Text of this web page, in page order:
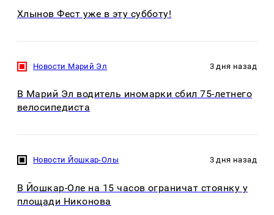
Хлынов Фест уже в эту субботу!
Новости Марий Эл 3 дня назад
В Марий Эл водитель иномарки сбил 75-летнего
велосипедиста
Новости Йошкар-Олы 3 дня назад
В Йошкар-Оле на 15 часов ограничат стоянку у
площади Никонова